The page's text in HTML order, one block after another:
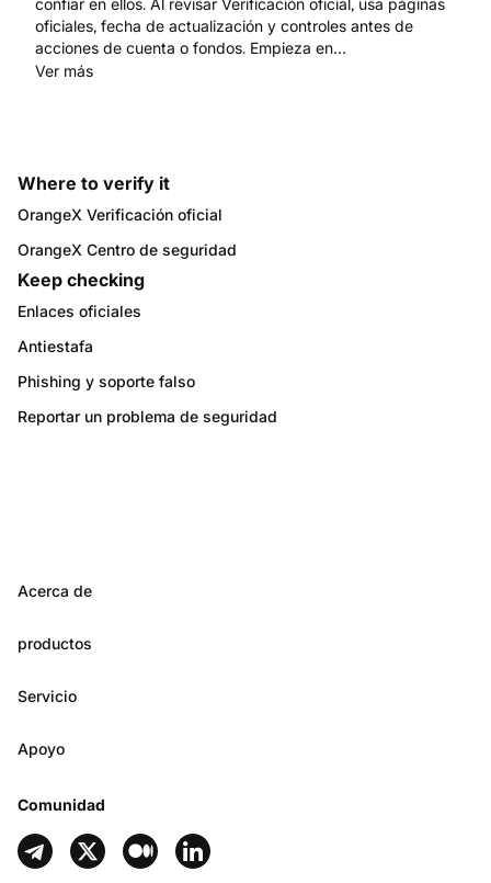
confiar en ellos. Al revisar Verificación oficial, usa páginas
oficiales, fecha de actualización y controles antes de
acciones de cuenta o fondos. Empieza en
www.orangex.com.
Ver más
Where to verify it
OrangeX Verificación oficial
OrangeX Centro de seguridad
Keep checking
Enlaces oficiales
Antiestafa
Phishing y soporte falso
Reportar un problema de seguridad
Acerca de
productos
Servicio
Apoyo
Comunidad